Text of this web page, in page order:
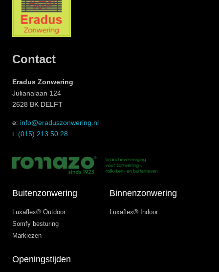
Contact
Eradus Zonwering
Julianalaan 124
2628 BK DELFT
e: info@eraduszonwering.nl
t: (015) 213 50 28
Buitenzonwering
Luxaflex® Outdoor
Somfy besturing
Markiezen
Binnenzonwering
Luxaflex® Indoor
Openingstijden